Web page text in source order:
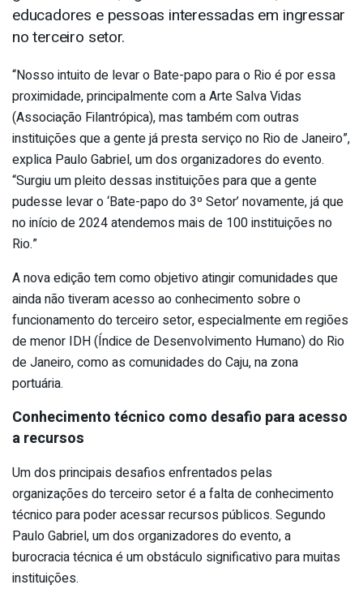
educadores e pessoas interessadas em ingressar
no terceiro setor.
“Nosso intuito de levar o Bate-papo para o Rio é por essa
proximidade, principalmente com a Arte Salva Vidas
(Associação Filantrópica), mas também com outras
instituições que a gente já presta serviço no Rio de Janeiro”,
explica Paulo Gabriel, um dos organizadores do evento.
“Surgiu um pleito dessas instituições para que a gente
pudesse levar o ‘Bate-papo do 3º Setor’ novamente, já que
no início de 2024 atendemos mais de 100 instituições no
Rio.”
A nova edição tem como objetivo atingir comunidades que
ainda não tiveram acesso ao conhecimento sobre o
funcionamento do terceiro setor, especialmente em regiões
de menor IDH (Índice de Desenvolvimento Humano) do Rio
de Janeiro, como as comunidades do Caju, na zona
portuária.
Conhecimento técnico como desafio para acesso
a recursos
Um dos principais desafios enfrentados pelas
organizações do terceiro setor é a falta de conhecimento
técnico para poder acessar recursos públicos. Segundo
Paulo Gabriel, um dos organizadores do evento, a
burocracia técnica é um obstáculo significativo para muitas
instituições.